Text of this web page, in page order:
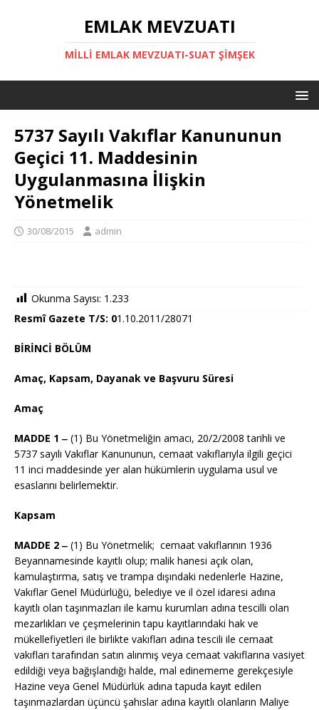
EMLAK MEVZUATI
MILLI EMLAK MEVZUATI-SUAT ŞİMŞEK
5737 Sayılı Vakıflar Kanununun
Geçici 11. Maddesinin
Uygulanmasına İlişkin
Yönetmelik
30/08/2015 admin
Okunma Sayısı: 1.233
Resmî Gazete T/S: 01.10.2011/28071
BİRİNCİ BÖLÜM
Amaç, Kapsam, Dayanak ve Başvuru Süresi
Amaç
MADDE 1 ‒ (1) Bu Yönetmeliğin amacı, 20/2/2008 tarihli ve
5737 sayılı Vakıflar Kanununun, cemaat vakıflarıyla ilgili geçici
11 inci maddesinde yer alan hükümlerin uygulama usul ve
esaslarını belirlemektir.
Kapsam
MADDE 2 ‒ (1) Bu Yönetmelik; cemaat vakıflarının 1936
Beyannamesinde kayıtlı olup; malik hanesi açık olan,
kamulaştırma, satış ve trampa dışındaki nedenlerle Hazine,
Vakıflar Genel Müdürlüğü, belediye ve il özel idaresi adına
kayıtlı olan taşınmazları ile kamu kurumları adına tescilli olan
mezarlıkları ve çeşmelerinin tapu kayıtlarındaki hak ve
mükellefiyetleri ile birlikte vakıfları adına tescili ile cemaat
vakıfları tarafından satın alınmış veya cemaat vakıflarına vasiyet
edildiği veya bağışlandığı halde, mal edinememe gerekçesiyle
Hazine veya Genel Müdürlük adına tapuda kayıt edilen
taşınmazlardan üçüncü şahıslar adına kayıtlı olanların Maliye